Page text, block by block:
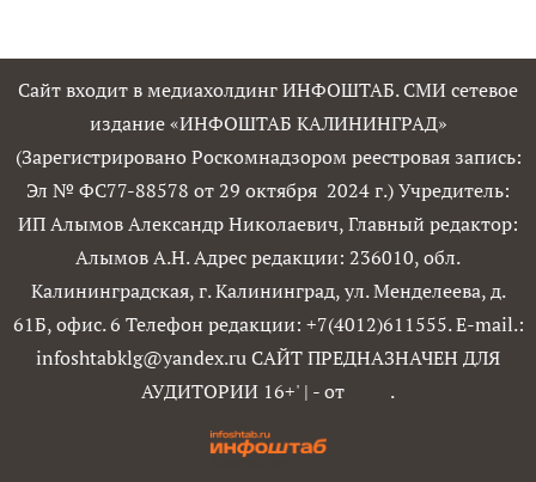
Сайт входит в медиахолдинг ИНФОШТАБ. СМИ сетевое
издание «ИНФОШТАБ КАЛИНИНГРАД»
(Зарегистрировано Роскомнадзором реестровая запись:
Эл № ФС77-88578 от 29 октября 2024 г.) Учредитель:
ИП Алымов Александр Николаевич, Главный редактор:
Алымов А.Н. Адрес редакции: 236010, обл.
Калининградская, г. Калининград, ул. Менделеева, д.
61Б, офис. 6 Телефон редакции: +7(4012)611555. E-mail.:
infoshtabklg@yandex.ru САЙТ ПРЕДНАЗНАЧЕН ДЛЯ
АУДИТОРИИ 16+' | - от .